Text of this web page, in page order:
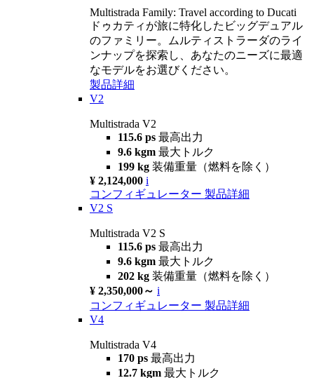
Multistrada Family: Travel according to Ducati
ドゥカティが旅に特化したビッグデュアル
のファミリー。ムルティストラーダのライ
ンナップを探索し、あなたのニーズに最適
なモデルをお選びください。
製品詳細
V2
Multistrada V2
115.6 ps 最高出力
9.6 kgm 最大トルク
199 kg 装備重量（燃料を除く）
¥ 2,124,000 i
コンフィギュレーター 製品詳細
V2 S
Multistrada V2 S
115.6 ps 最高出力
9.6 kgm 最大トルク
202 kg 装備重量（燃料を除く）
¥ 2,350,000～ i
コンフィギュレーター 製品詳細
V4
Multistrada V4
170 ps 最高出力
12.7 kgm 最大トルク